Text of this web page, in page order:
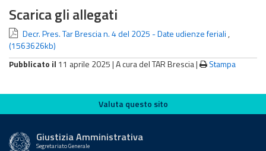
Scarica gli allegati
Decr. Pres. Tar Brescia n. 4 del 2025 - Date udienze feriali ,
(1563626kb)
Pubblicato il 11 aprile 2025 |A cura del TAR Brescia| Stampa
Valuta questo sito
Valuta questo sito
Giustizia Amministrativa
Segretariato Generale